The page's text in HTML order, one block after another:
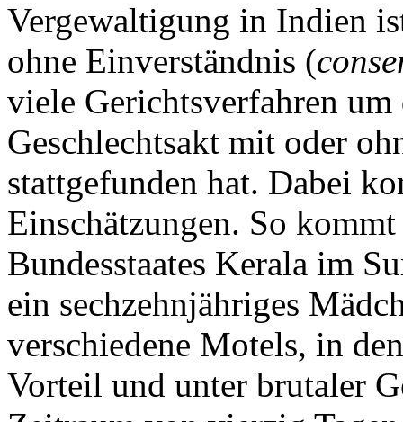
Vergewaltigung in Indien
ohne Einverständnis (
viele Gerichtsverfahren
Geschlechtsakt mit oder
stattgefunden hat. Dabei
Einschätzungen. So
Bundesstaates Kerala im
ein sechzehnjähriges
verschiedene Motels, in
Vorteil und unter brutaler